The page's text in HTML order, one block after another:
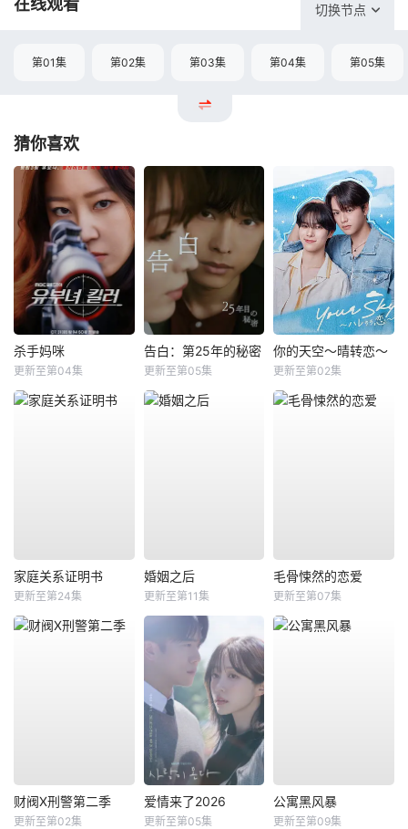
在线观看 切换节点
第01集 第02集 第03集 第04集 第05集
猜你喜欢
杀手妈咪
更新至第04集
告白：第25年的秘密
更新至第05集
你的天空～晴转恋～
更新至第02集
家庭关系证明书
更新至第24集
婚姻之后
更新至第11集
毛骨悚然的恋爱
更新至第07集
财阀X刑警第二季
更新至第02集
爱情来了2026
更新至第05集
公寓黑风暴
更新至第09集